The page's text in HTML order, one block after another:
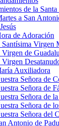
de la
a San
de Adoración
Santísima Virgen
de
Auxiliadora
Señora de
Señora de
Señora de
Señora de
Señora del
Antonio de